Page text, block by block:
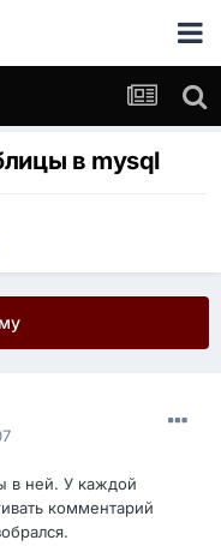
в mysql
в ней. У каждой
комментарий